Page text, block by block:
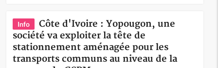
Info
Côte d'Ivoire : Yopougon, une
société va exploiter la tête de
stationnement aménagée pour les
transports communs au niveau de la